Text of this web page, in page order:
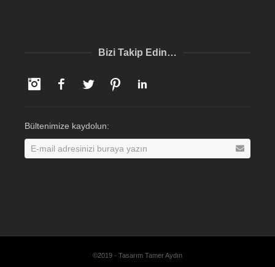
Bizi Takip Edin…
InstagramFacebookTwitter Pinterest
Bültenimize kaydolun:
©2019 · Tasarım Tamer Aydın